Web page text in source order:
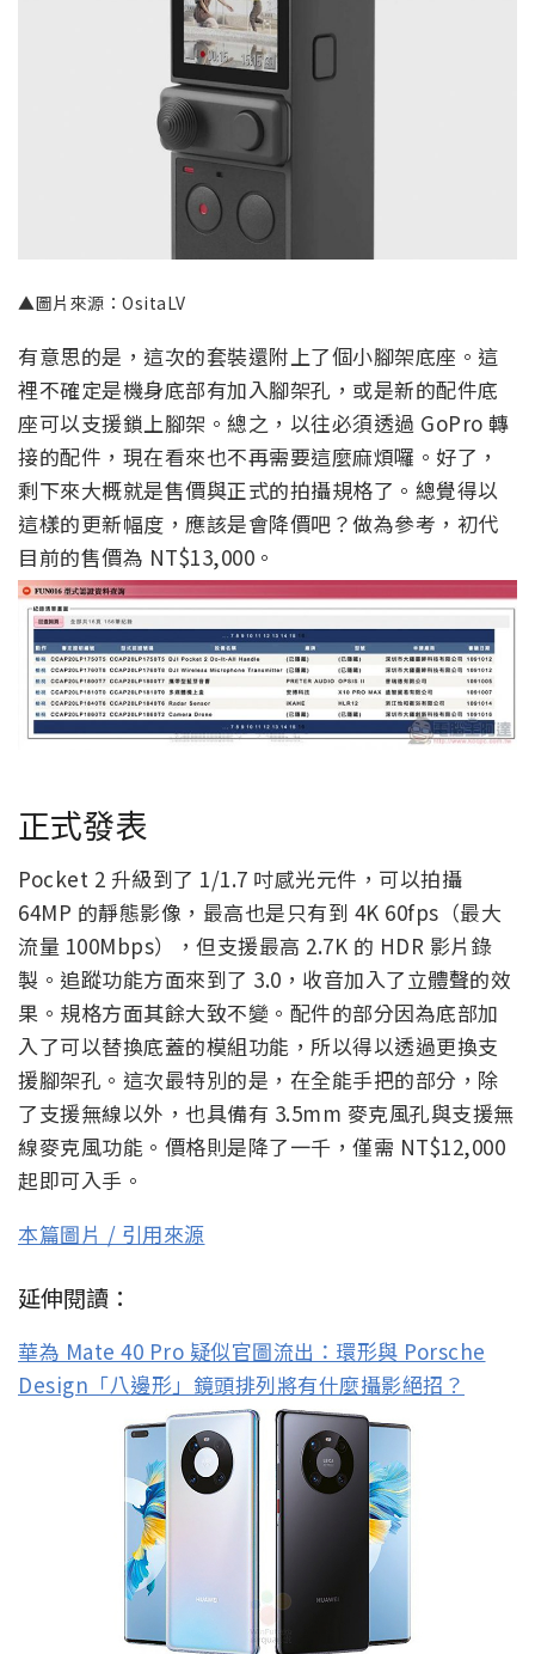
▲圖片來源：OsitaLV
有意思的是，這次的套裝還附上了個小腳架底座。這
裡不確定是機身底部有加入腳架孔，或是新的配件底
座可以支援鎖上腳架。總之，以往必須透過 GoPro 轉
接的配件，現在看來也不再需要這麼麻煩囉。好了，
剩下來大概就是售價與正式的拍攝規格了。總覺得以
這樣的更新幅度，應該是會降價吧？做為參考，初代
目前的售價為 NT$13,000。
正式發表
Pocket 2 升級到了 1/1.7 吋感光元件，可以拍攝
64MP 的靜態影像，最高也是只有到 4K 60fps（最大
流量 100Mbps），但支援最高 2.7K 的 HDR 影片錄
製。追蹤功能方面來到了 3.0，收音加入了立體聲的效
果。規格方面其餘大致不變。配件的部分因為底部加
入了可以替換底蓋的模組功能，所以得以透過更換支
援腳架孔。這次最特別的是，在全能手把的部分，除
了支援無線以外，也具備有 3.5mm 麥克風孔與支援無
線麥克風功能。價格則是降了一千，僅需 NT$12,000
起即可入手。
本篇圖片 / 引用來源
延伸閱讀：
華為 Mate 40 Pro 疑似官圖流出：環形與 Porsche
Design「八邊形」鏡頭排列將有什麼攝影絕招？